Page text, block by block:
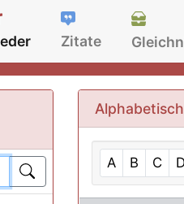
Zitate
A B C D